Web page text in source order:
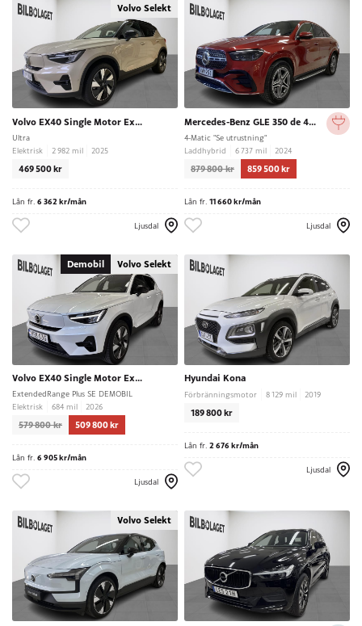
Volvo Selekt
Volvo EX40 Single Motor Extended Range
Ultra
Elektrisk
2 982 mil 2025
469 500 kr
Lån fr. 6 362 kr/mån
Ljusdal
Mercedes-Benz GLE 350 de 4MATIC Coupé
4-Matic "Se utrustning"
Laddhybrid
6 737 mil 2024
879 800 kr 859 500 kr
Lån fr. 11 660 kr/mån
Ljusdal
Demobil Volvo Selekt
Volvo EX40 Single Motor Extended Range
ExtendedRange Plus SE DEMOBIL
Elektrisk
684 mil 2026
579 800 kr 509 800 kr
Lån fr. 6 905 kr/mån
Ljusdal
Hyundai Kona
Förbränningsmotor 8 129 mil 2019
189 800 kr
Lån fr. 2 676 kr/mån
Ljusdal
Volvo Selekt